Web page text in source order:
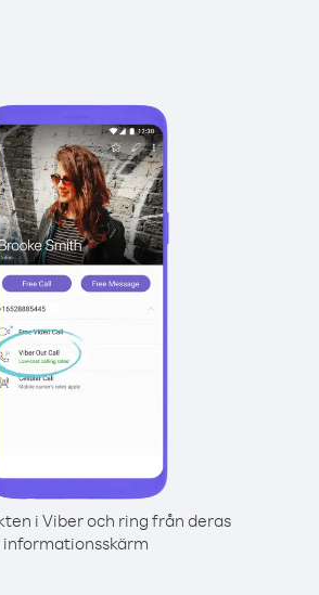
i Viber och ring från deras
informationsskärm